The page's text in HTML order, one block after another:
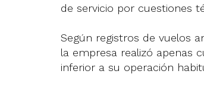
de servicio por cuestiones
Según registros de vuelos
la empresa realizó apenas
inferior a su operación